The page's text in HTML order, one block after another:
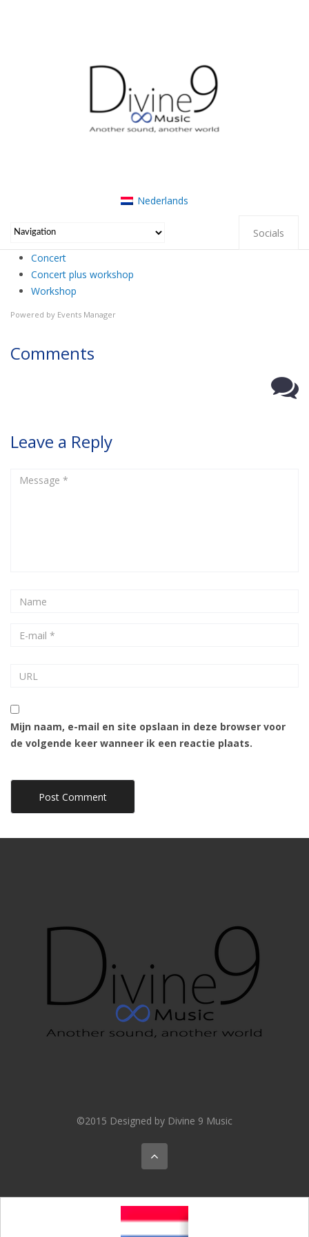
Nederlands
Socials
Concert
Concert plus workshop
Workshop
Powered by Events Manager
Comments
Leave a Reply
Mijn naam, e-mail en site opslaan in deze browser voor
de volgende keer wanneer ik een reactie plaats.
©2015 Designed by Divine 9 Music